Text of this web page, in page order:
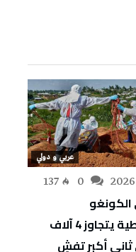
عربي و دولي
137
الكونغو
الديمقراطية يتجاوز 4 آلاف
ثاني أكبر تفشٍ